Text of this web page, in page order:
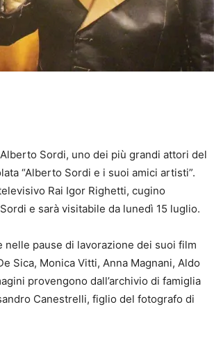
Sordi, uno dei più grandi attori del
“Alberto Sordi e i suoi amici artisti”.
Rai Igor Righetti, cugino
e sarà visitabile da lunedì 15 luglio.
pause di lavorazione dei suoi film
Sica, Monica Vitti, Anna Magnani, Aldo
provengono dall’archivio di famiglia
Canestrelli, figlio del fotografo di